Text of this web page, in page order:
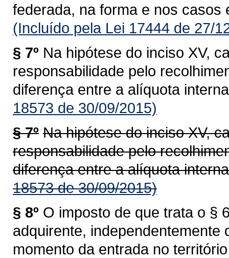
federada, na forma e nos casos
(Incluído pela Lei 17444 de 27/
§ 7º Na hipótese do inciso XV,
responsabilidade pelo
diferença entre a alíquota
18573 de 30/09/2015)
§ 7º Na hipótese do inciso XV,
responsabilidade pelo
diferença entre a alíquota
18573 de 30/09/2015)
§ 8º O imposto de que trata o §
adquirente, independentemente
momento da entrada no